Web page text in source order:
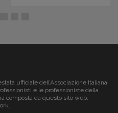
ufficiale dell’Associazione Italiana
e le professioniste della
composta da questo sito web,